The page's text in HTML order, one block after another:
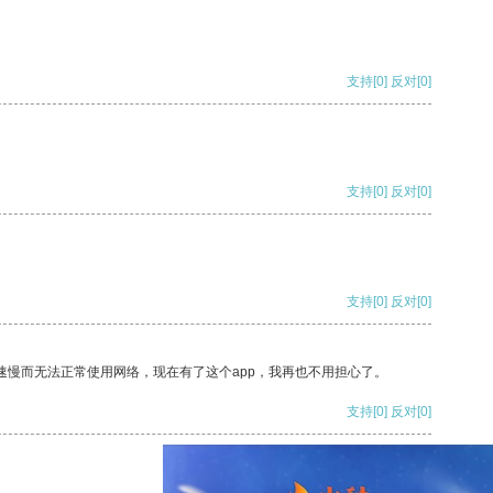
支持[0] 反对[0]
支持[0] 反对[0]
支持[0] 反对[0]
而无法正常使用网络，现在有了这个app，我再也不用担心了。
支持[0] 反对[0]